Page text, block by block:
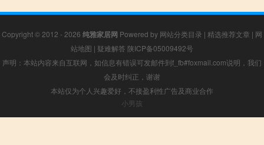
Copyright © 2012 - 2026 纯雅家居网 Powered by 网站分类目录 | 精选推荐文章 | 网
站地图 | 疑难解答 陕ICP备05009492号
声明：本站内容来自互联网，如信息有错误可发邮件到f_fb#foxmail.com说明，我们
会及时纠正，谢谢
本站仅为个人兴趣爱好，不接盈利性广告及商业合作
小男孩